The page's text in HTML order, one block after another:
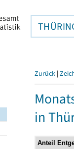
Zurück |
in